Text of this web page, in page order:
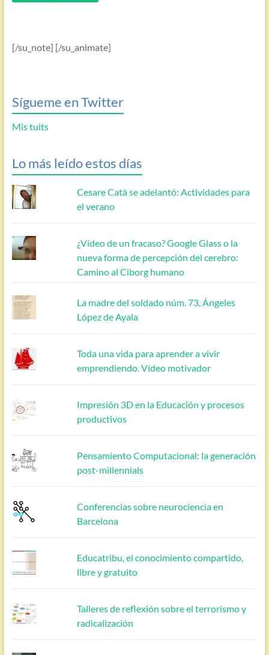
[/su_note] [/su_animate]
Sígueme en Twitter
Mis tuits
Lo más leído estos días
Cesare Catà se adelantó: Actividades para
el verano
¿Vídeo de un fracaso? Google Glass o la
nueva forma de percepción del cerebro:
Camino al Ciborg humano
La madre del soldado núm. 73, Ángeles
López de Ayala
Toda una vida para aprender a vivir
emprendiendo. Vídeo motivador
Impresión 3D en la Educación y procesos
productivos
Pensamiento Computacional: la generación
post-millennials
Conferencias sobre neurociencia en
Barcelona
Educatribu, el conocimiento compartido,
libre y gratuito
Talleres de reflexión sobre el terrorismo y
radicalización